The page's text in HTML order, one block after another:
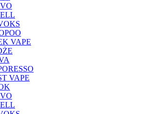
VAPE
VAPE